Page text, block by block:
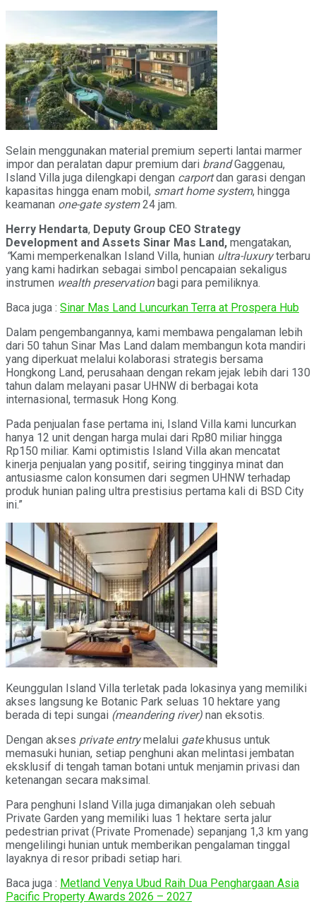
Selain menggunakan material premium seperti lantai marmer
impor dan peralatan dapur premium dari brandGaggenau,
Island Villa juga dilengkapi dengan carportdan garasi dengan
kapasitas hingga enam mobil, smart home system, hingga
keamanan one-gate system24 jam.
Herry Hendarta, Deputy Group CEO Strategy
Development and Assets Sinar Mas Land, mengatakan,
“Kami memperkenalkan Island Villa, hunian ultra-luxuryterbaru
yang kami hadirkan sebagai simbol pencapaian sekaligus
instrumen wealth preservationbagi para pemiliknya.
Baca juga : Sinar Mas Land Luncurkan Terra at Prospera Hub
Dalam pengembangannya, kami membawa pengalaman lebih
dari 50 tahun Sinar Mas Land dalam membangun kota mandiri
yang diperkuat melalui kolaborasi strategis bersama
Hongkong Land, perusahaan dengan rekam jejak lebih dari 130
tahun dalam melayani pasar UHNW di berbagai kota
internasional, termasuk Hong Kong.
Pada penjualan fase pertama ini, Island Villa kami luncurkan
hanya 12 unit dengan harga mulai dari Rp80 miliar hingga
Rp150 miliar. Kami optimistis Island Villa akan mencatat
kinerja penjualan yang positif, seiring tingginya minat dan
antusiasme calon konsumen dari segmen UHNW terhadap
produk hunian paling ultra prestisius pertama kali di BSD City
ini.”
Keunggulan Island Villa terletak pada lokasinya yang memiliki
akses langsung ke Botanic Park seluas 10 hektare yang
berada di tepi sungai (meandering river) nan eksotis.
Dengan akses private entrymelalui gatekhusus untuk
memasuki hunian, setiap penghuni akan melintasi jembatan
eksklusif di tengah taman botani untuk menjamin privasi dan
ketenangan secara maksimal.
Para penghuni Island Villa juga dimanjakan oleh sebuah
Private Garden yang memiliki luas 1 hektare serta jalur
pedestrian privat (Private Promenade) sepanjang 1,3 km yang
mengelilingi hunian untuk memberikan pengalaman tinggal
layaknya di resor pribadi setiap hari.
Baca juga : Metland Venya Ubud Raih Dua Penghargaan Asia
Pacific Property Awards 2026 – 2027